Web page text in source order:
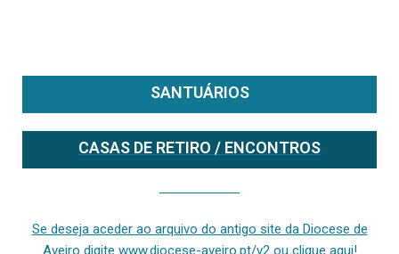
SANTUÁRIOS
CASAS DE RETIRO / ENCONTROS
Se deseja aceder ao arquivo do antigo site da Diocese de
Aveiro digite www.diocese-aveiro.pt/v2 ou clique aqui!